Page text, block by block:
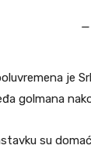
—
je
golmana
su